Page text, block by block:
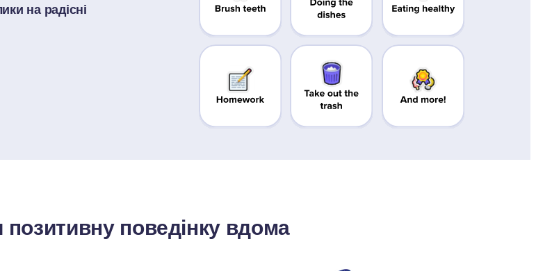
на радісні
позитивну поведінку вдома